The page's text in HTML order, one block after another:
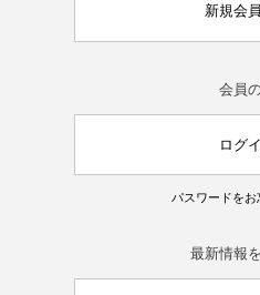
新規会
会員
ログ
パスワードをお
最新情報